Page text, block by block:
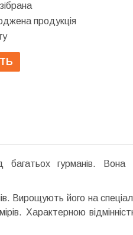
продукція
гурманів. Вона
Вирощують його на
Характерною